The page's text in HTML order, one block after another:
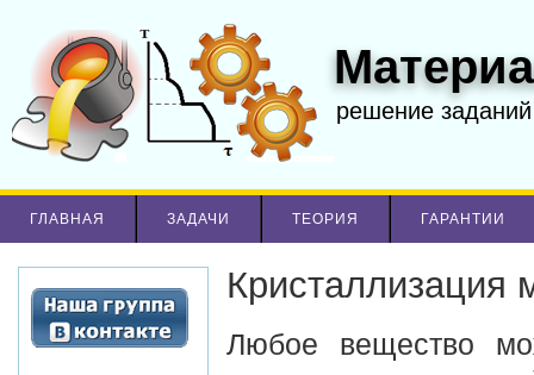
решение
ГЛАВНАЯ ЗАДАЧИ ТЕОРИЯ ГАРАНТИИ
Кристаллизация
Любое вещество